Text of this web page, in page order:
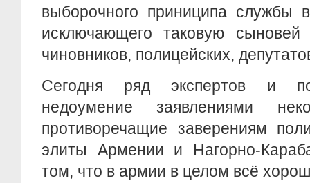
выборочного приниципа службы
исключающего таковую сыновей
чиновников, полицейских,
Сегодня ряд экспертов и
недоумение заявлениями
противоречащие заверениям
элиты Армении и Нагорно-
том, что в армии в целом всё